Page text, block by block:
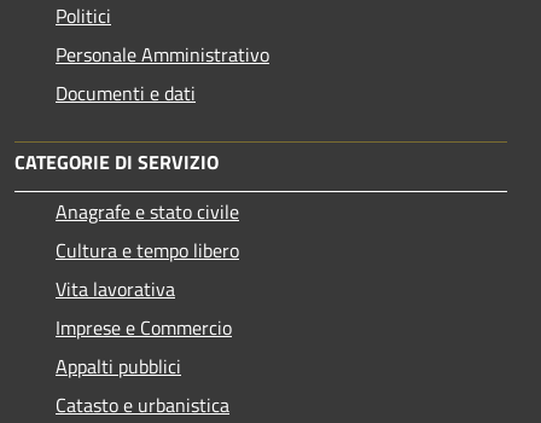
Politici
Personale Amministrativo
Documenti e dati
CATEGORIE DI SERVIZIO
Anagrafe e stato civile
Cultura e tempo libero
Vita lavorativa
Imprese e Commercio
Appalti pubblici
Catasto e urbanistica